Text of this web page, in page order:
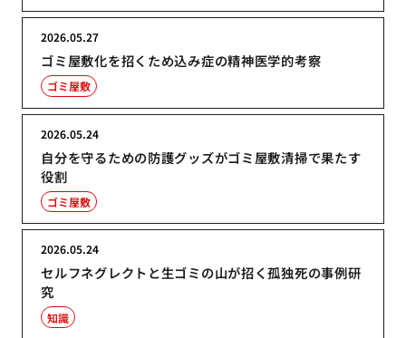
ゴミ屋敷化を招くため込み症の精神医学的考察
2026.05.27
ゴミ屋敷
自分を守るための防護グッズがゴミ屋敷清掃で果たす
役割
2026.05.24
ゴミ屋敷
セルフネグレクトと生ゴミの山が招く孤独死の事例研
究
2026.05.24
知識